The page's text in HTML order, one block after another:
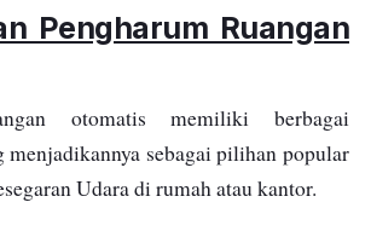
Pengharum Ruangan
otomatis memiliki berbagai
menjadikannya sebagai pilihan popular
Udara di rumah atau kantor.